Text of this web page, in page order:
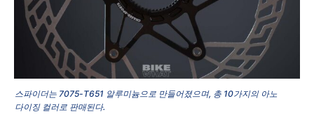
스파이더는 7075-T651 알루미늄으로 만들어졌으며, 총 10가지의 아노
다이징 컬러로 판매된다.